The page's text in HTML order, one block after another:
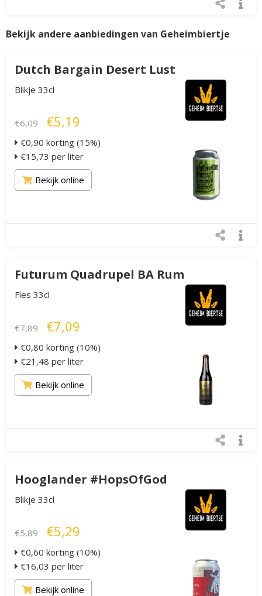
Bekijk andere aanbiedingen van Geheimbiertje
Dutch Bargain Desert Lust
Blikje 33cl
€6,09 €5,19
€0,90 korting (15%)
€15,73 per liter
Bekijk online
Futurum Quadrupel BA Rum
Fles 33cl
€7,89 €7,09
€0,80 korting (10%)
€21,48 per liter
Bekijk online
Hooglander #HopsOfGod
Blikje 33cl
€5,89 €5,29
€0,60 korting (10%)
€16,03 per liter
Bekijk online